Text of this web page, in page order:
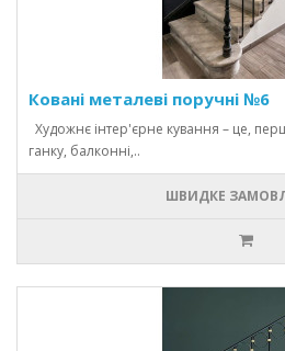
Ковані металеві поручні №6
Художнє інтер'єрне кування – це,
ганку, балконні,..
ШВИДКЕ